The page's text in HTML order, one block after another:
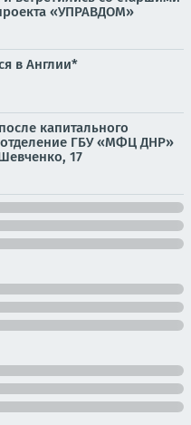
«УПРАВДОМ»
в Англии*
капитального
ГБУ «МФЦ ДНР»
17